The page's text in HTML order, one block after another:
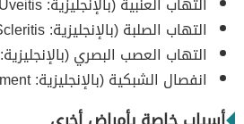
التهاب الصلبة (بالإنجليزية: Scleritis).
التهاب العصب البصري (بالإنجليزية: Optic Neuritis).
انفصال الشبكية (بالإنجليزية: Retinal Detachment).